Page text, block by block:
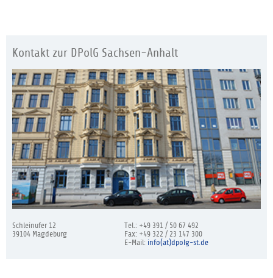
Kontakt zur DPolG Sachsen-Anhalt
Schleinufer 12
39104 Magdeburg
Tel.: +49 391 / 50 67 492
Fax: +49 322 / 23 147 300
E-Mail: info(at)dpolg-st.de